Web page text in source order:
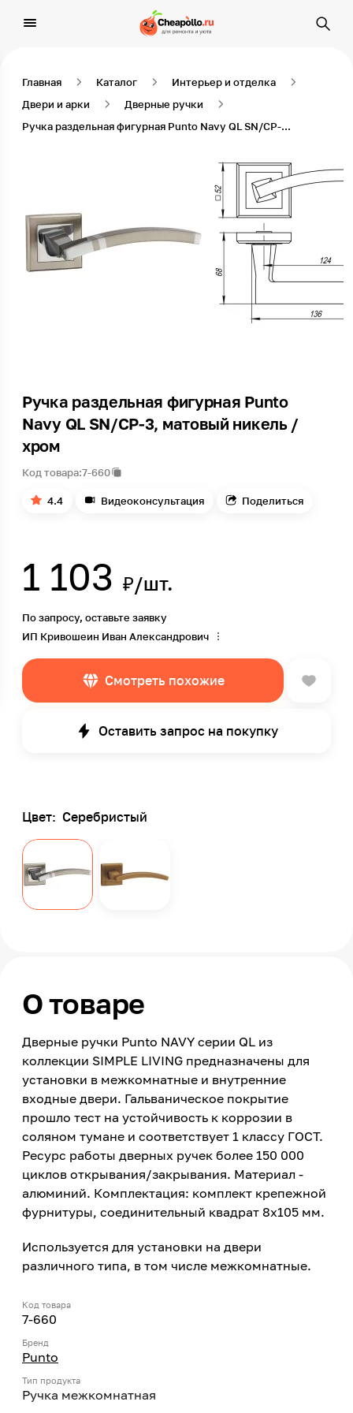
Главная Каталог
Интерьер и отделка
Двери и арки
Дверные ручки
Ручка раздельная фигурная Punto Navy QL SN/CP-3, матовый никель / хром
Ручка раздельная фигурная Punto
Navy QL SN/CP-3, матовый никель /
хром
Код товара:7-660
4.4 Видеоконсультация Поделиться
1 103 ₽/шт.
По запросу, оставьте заявку
ИП Кривошеин Иван Александрович
Смотреть похожие
Оставить запрос на покупку
Цвет: Серебристый
О товаре
Дверные ручки Punto NAVY серии QL из
коллекции SIMPLE LIVING предназначены для
установки в межкомнатные и внутренние
входные двери. Гальваническое покрытие
прошло тест на устойчивость к коррозии в
соляном тумане и соответствует 1 классу ГОСТ.
Ресурс работы дверных ручек более 150 000
циклов открывания/закрывания. Материал -
алюминий. Комплектация: комплект крепежной
фурнитуры, соединительный квадрат 8x105 мм.
Используется для установки на двери
различного типа, в том числе межкомнатные.
Код товара
7-660
Бренд
Punto
Тип продукта
Ручка межкомнатная